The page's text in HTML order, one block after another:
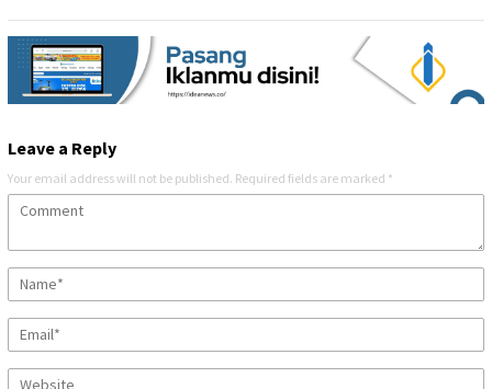
Leave a Reply
Your email address will not be published. Required fields are marked *